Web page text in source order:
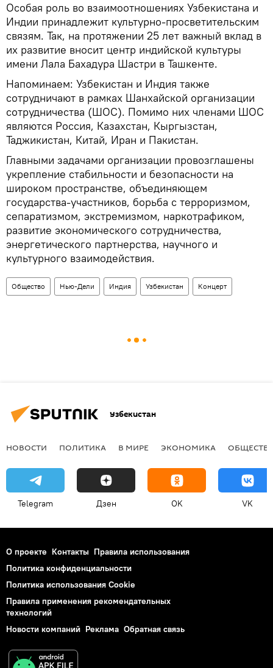
Особая роль во взаимоотношениях Узбекистана и
Индии принадлежит культурно-просветительским
связям. Так, на протяжении 25 лет важный вклад в
их развитие вносит центр индийской культуры
имени Лала Бахадура Шастри в Ташкенте.
Напоминаем: Узбекистан и Индия также
сотрудничают в рамках Шанхайской организации
сотрудничества (ШОС). Помимо них членами ШОС
являются Россия, Казахстан, Кыргызстан,
Таджикистан, Китай, Иран и Пакистан.
Главными задачами организации провозглашены
укрепление стабильности и безопасности на
широком пространстве, объединяющем
государства-участников, борьба с терроризмом,
сепаратизмом, экстремизмом, наркотрафиком,
развитие экономического сотрудничества,
энергетического партнерства, научного и
культурного взаимодействия.
Общество Нью-Дели Индия Узбекистан Концерт
Узбекистан
НОВОСТИ ПОЛИТИКА В МИРЕ ЭКОНОМИКА
Telegram Дзен OK VK
О проекте Контакты Правила использования
Политика конфиденциальности
Политика использования Cookie
Правила применения рекомендательных
технологий
Новости компаний Реклама Обратная связь